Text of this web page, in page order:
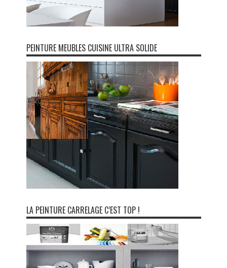
PEINTURE MEUBLES CUISINE ULTRA SOLIDE
LA PEINTURE CARRELAGE C’EST TOP !